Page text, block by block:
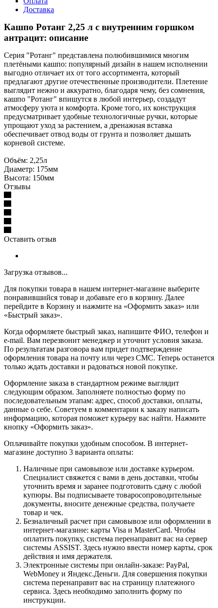
Доставка
Кашпо Ротанг 2,25 л с внутренним горшком
антрацит: описание
Серия "Ротанг" представлена полюбившимися многим
плетёными кашпо: популярный дизайн в нашем исполнении
выгодно отличает их от того ассортимента, который
предлагают другие отечественные производители. Плетение
выглядит нежно и аккуратно, благодаря чему, без сомнения,
кашпо "Ротанг" впишутся в любой интерьер, создадут
атмосферу уюта и комфорта. Кроме того, их конструкция
предусматривает удобные технологичные ручки, которые
упрощают уход за растением, а дренажная вставка
обеспечивает отвод воды от грунта и позволяет дышать
корневой системе.
Объём: 2,25л
Диаметр: 175мм
Высота: 150мм
Отзывы
Оставить отзыв
Загрузка отзывов...
Для покупки товара в нашем интернет-магазине выберите
понравившийся товар и добавьте его в корзину. Далее
перейдите в Корзину и нажмите на «Оформить заказ» или
«Быстрый заказ».
Когда оформляете быстрый заказ, напишите ФИО, телефон и
e-mail. Вам перезвонит менеджер и уточнит условия заказа.
По результатам разговора вам придет подтверждение
оформления товара на почту или через СМС. Теперь останется
только ждать доставки и радоваться новой покупке.
Оформление заказа в стандартном режиме выглядит
следующим образом. Заполняете полностью форму по
последовательным этапам: адрес, способ доставки, оплаты,
данные о себе. Советуем в комментарии к заказу написать
информацию, которая поможет курьеру вас найти. Нажмите
кнопку «Оформить заказ».
Оплачивайте покупки удобным способом. В интернет-
магазине доступно 3 варианта оплаты:
Наличные при самовывозе или доставке курьером.
Специалист свяжется с вами в день доставки, чтобы
уточнить время и заранее подготовить сдачу с любой
купюры. Вы подписываете товаросопроводительные
документы, вносите денежные средства, получаете
товар и чек.
Безналичный расчет при самовывозе или оформлении в
интернет-магазине: карты Visa и MasterCard. Чтобы
оплатить покупку, система перенаправит вас на сервер
системы ASSIST. Здесь нужно ввести номер карты, срок
действия и имя держателя.
Электронные системы при онлайн-заказе: PayPal,
WebMoney и Яндекс.Деньги. Для совершения покупки
система перенаправит вас на страницу платежного
сервиса. Здесь необходимо заполнить форму по
инструкции.